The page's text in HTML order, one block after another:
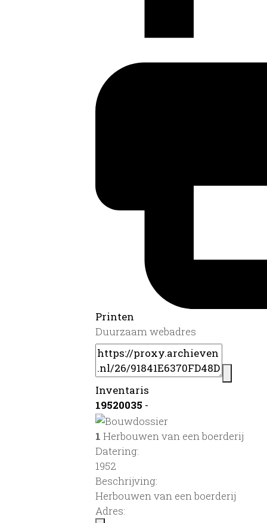
Printen
Duurzaam webadres
Inventaris
19520035 -
1 Herbouwen van een boerderij
Datering:
1952
Beschrijving:
Herbouwen van een boerderij
Adres: